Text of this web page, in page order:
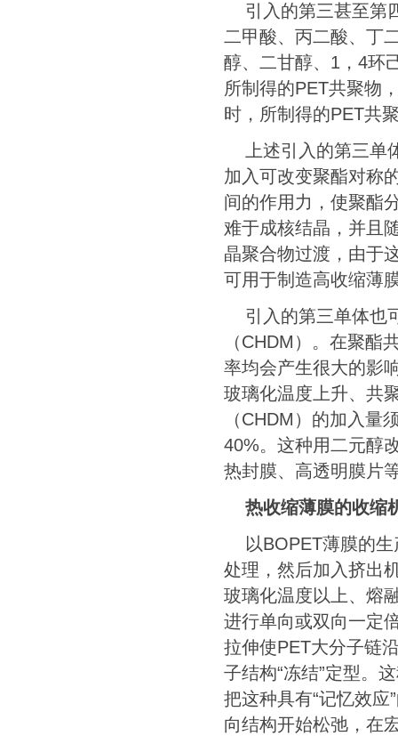
引入的第三甚至第
二甲酸、丙二酸、丁
醇、二甘醇、 1 ， 4环
所制得的PET共聚物
时，所制得的PET共
上述引入的第三
加入可改变聚酯对称
间的作用力，使聚酯
难于成核结晶，并且
晶聚合物过渡，由于
可用于制造高收缩薄
引入的第三单体也
（CHDM ）。在聚酯
率均会产生很大的影
玻璃化温度上升、共
（CHDM ）的加入量
40%。这种用二元醇
热封膜、高透明膜片
热收缩薄膜的收缩
以BOPET薄膜的
处理，然后加入挤出
玻璃化温度以上、熔
进行单向或双向一定
拉伸使PET大分子链
子结构“冻结”定型。
把这种具有“记忆效
向结构开始松弛，在